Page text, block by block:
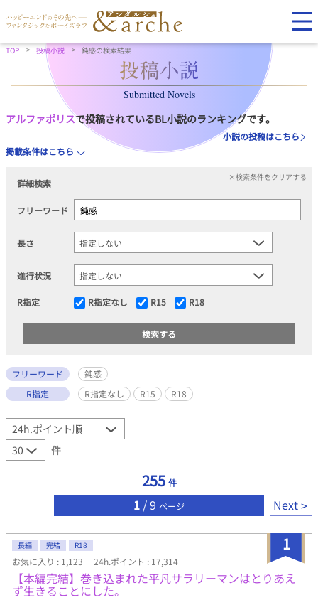
TOP 投稿小説 鈍感の検索結果
Submitted Novels
アルファポリスで投稿されているBL小説のランキングです。
小説の投稿はこちら
掲載条件はこちら
詳細検索
×検索条件をクリアする
フリーワード
長さ
進行状況
R指定 R指定なし R15 R18
フリーワード
鈍感
R指定
R指定なし R15 R18
件
255 件
1 / 9 ページ Next
1
長編 完結 R18
お気に入り : 1,123 24h.ポイント : 17,314
【本編完結】巻き込まれた平凡サラリーマンはとりあえ
ず生きることにした。